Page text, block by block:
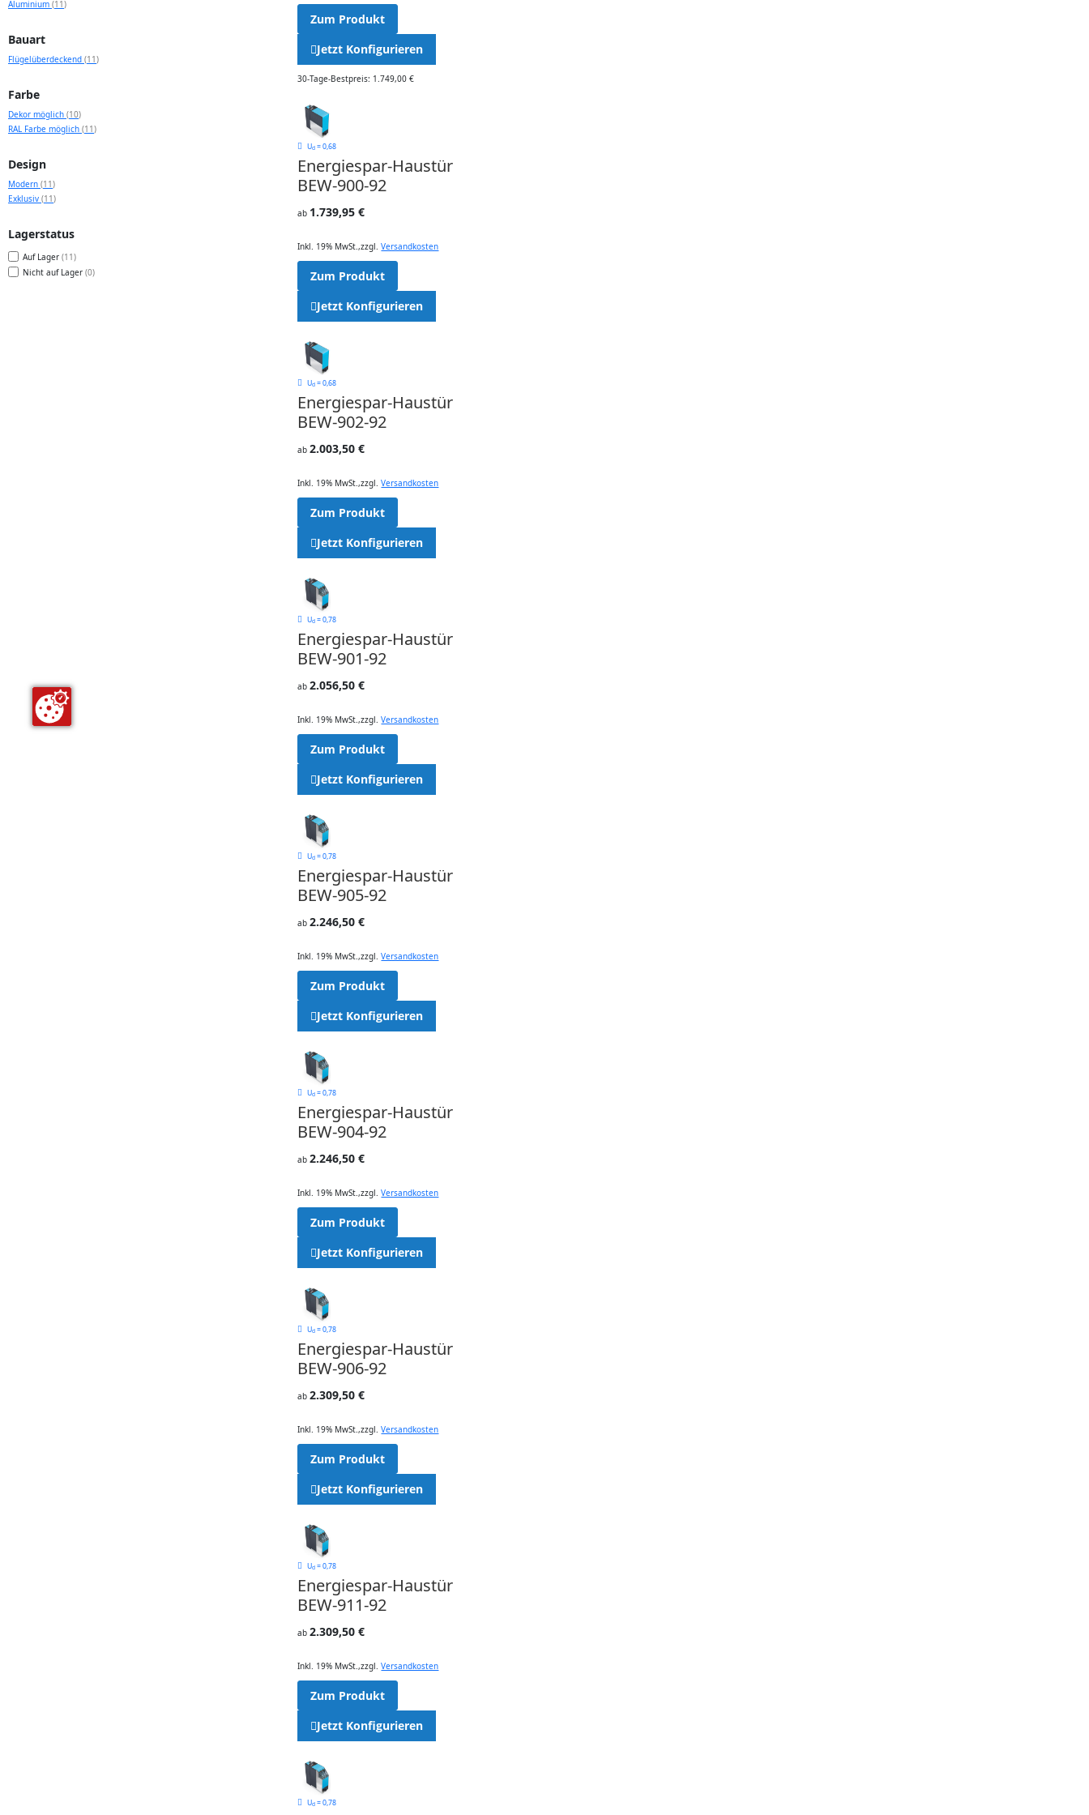
Zum Produkt
Jetzt Konfigurieren
30-Tage-Bestpreis: 1.749,00 €
Ud = 0,68
Energiespar-Haustür
BEW-900-92
ab 1.739,95 €
Inkl. 19% MwSt.,zzgl.Versandkosten
Zum Produkt
Jetzt Konfigurieren
Ud = 0,68
Energiespar-Haustür
BEW-902-92
ab 2.003,50 €
Inkl. 19% MwSt.,zzgl.Versandkosten
Zum Produkt
Jetzt Konfigurieren
Ud = 0,78
Energiespar-Haustür
BEW-901-92
ab 2.056,50 €
Inkl. 19% MwSt.,zzgl.Versandkosten
Zum Produkt
Jetzt Konfigurieren
Ud = 0,78
Energiespar-Haustür
BEW-905-92
ab 2.246,50 €
Inkl. 19% MwSt.,zzgl.Versandkosten
Zum Produkt
Jetzt Konfigurieren
Ud = 0,78
Energiespar-Haustür
BEW-904-92
ab 2.246,50 €
Inkl. 19% MwSt.,zzgl.Versandkosten
Zum Produkt
Jetzt Konfigurieren
Ud = 0,78
Energiespar-Haustür
BEW-906-92
ab 2.309,50 €
Inkl. 19% MwSt.,zzgl.Versandkosten
Zum Produkt
Jetzt Konfigurieren
Ud = 0,78
Energiespar-Haustür
BEW-911-92
ab 2.309,50 €
Inkl. 19% MwSt.,zzgl.Versandkosten
Zum Produkt
Jetzt Konfigurieren
Ud = 0,78
Aluminium 11Artikel
Bauart
Flügelüberdeckend 11Artikel
Farbe
Dekor möglich 10Artikel
RAL Farbe möglich 11Artikel
Design
Modern 11Artikel
Exklusiv 11Artikel
Lagerstatus
Auf Lager 11
Nicht auf Lager 0